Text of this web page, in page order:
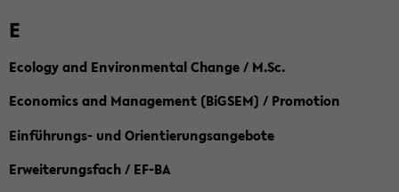
E
Ecology and Environmental Change / M.Sc.
Economics and Management (BiGSEM) / Promotion
Einführungs- und Orientierungsangebote
Erweiterungsfach / EF-BA